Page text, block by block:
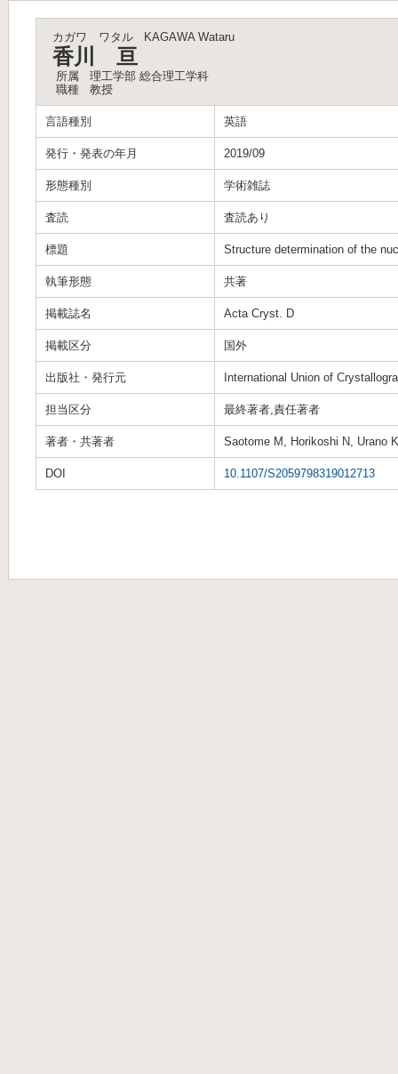
カガワ ワタル KAGAWA Wataru
香川 亘
所属
理工学部 総合理工学科
職種
教授
言語種別 英語
発行・発表の年月 2019/09
形態種別 学術雑誌
査読 査読あり
標題 Structure determination of the
執筆形態 共著
掲載誌名 Acta Cryst. D
掲載区分 国外
出版社・発行元 International Union of
担当区分 最終著者,責任著者
著者・共著者 Saotome M, Horikoshi N, Urano
DOI 10.1107/S2059798319012713